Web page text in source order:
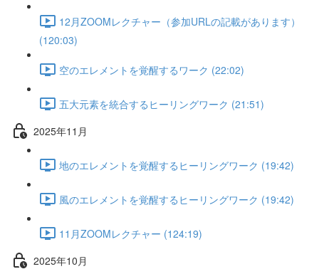
12月ZOOMレクチャー（参加URLの記載があります）
(120:03)
空のエレメントを覚醒するワーク (22:02)
五大元素を統合するヒーリングワーク (21:51)
2025年11月
地のエレメントを覚醒するヒーリングワーク (19:42)
風のエレメントを覚醒するヒーリングワーク (19:42)
11月ZOOMレクチャー (124:19)
2025年10月